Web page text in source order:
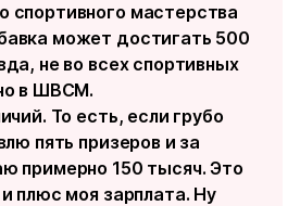
спортивного мастерства
может достигать 500
не во всех спортивных
в ШВСМ.
То есть, если грубо
пять призеров и за
примерно 150 тысяч. Это
плюс моя зарплата. Ну